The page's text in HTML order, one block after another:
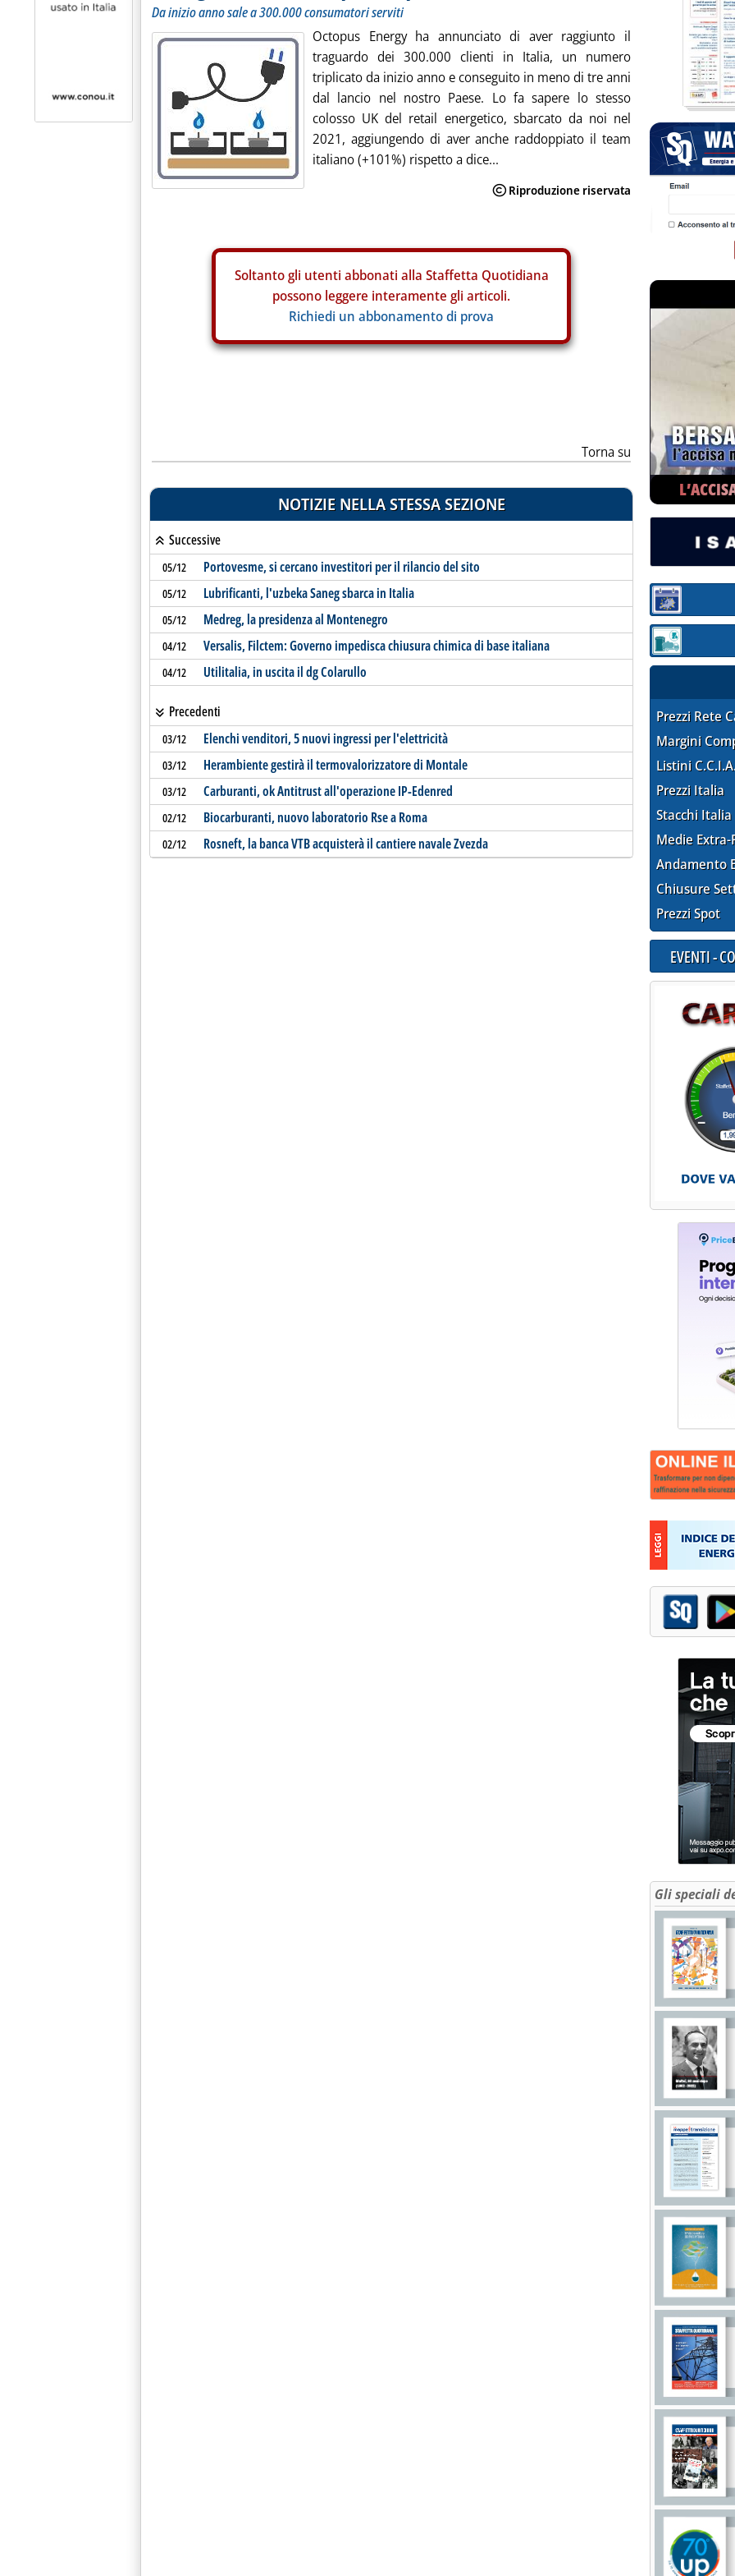
Da inizio anno sale a 300.000 consumatori serviti
Octopus Energy ha annunciato di aver raggiunto il
traguardo dei 300.000 clienti in Italia, un numero
triplicato da inizio anno e conseguito in meno di tre anni
dal lancio nel nostro Paese. Lo fa sapere lo stesso
colosso UK del retail energetico, sbarcato da noi nel
2021, aggiungendo di aver anche raddoppiato il team
italiano (+101%) rispetto a dice...
Soltanto gli utenti abbonati alla Staffetta Quotidiana
possono leggere interamente gli articoli.
Richiedi un abbonamento di prova
Torna su
NOTIZIE NELLA STESSA SEZIONE
Successive
05/12 Portovesme, si cercano investitori per il rilancio del sito
05/12 Lubrificanti, l'uzbeka Saneg sbarca in Italia
05/12 Medreg, la presidenza al Montenegro
04/12 Versalis, Filctem: Governo impedisca chiusura chimica di base italiana
04/12 Utilitalia, in uscita il dg Colarullo
Precedenti
03/12 Elenchi venditori, 5 nuovi ingressi per l'elettricità
03/12 Herambiente gestirà il termovalorizzatore di Montale
03/12 Carburanti, ok Antitrust all'operazione IP-Edenred
02/12 Biocarburanti, nuovo laboratorio Rse a Roma
02/12 Rosneft, la banca VTB acquisterà il cantiere navale Zvezda
Sezione:
Sezione:
Prezzi Rete
Margini
Listini
Prezzi Italia
Stacchi Italia
Medie Extra-
Andamento
Chiusure
Prezzi Spot
EVENTI -
Gli speciali